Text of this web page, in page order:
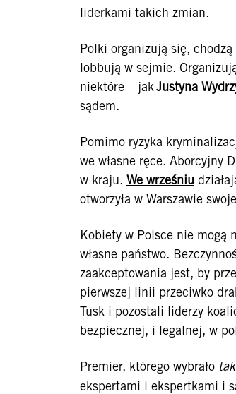
liderkami takich zmian.
Polki organizują się,
lobbują w sejmie.
niektóre – jakJustyna
sądem.
Pomimo ryzyka
we własne ręce. Aborcyjny
w kraju. We wrześniu
otworzyła w Warszawie
Kobiety w Polsce nie mogą
własne państwo.
zaakceptowania jest, by
pierwszej linii przeciwko
Tusk i pozostali liderzy
bezpiecznej, i legalnej, w
Premier, którego wybrało
ekspertami i ekspertkami i